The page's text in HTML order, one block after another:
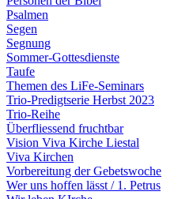
Psalmen
Segen
Segnung
Sommer-Gottesdienste
Taufe
Themen des LiFe-Seminars
Trio-Predigtserie Herbst 2023
Trio-Reihe
Überfliessend fruchtbar
Vision Viva Kirche Liestal
Viva Kirchen
Vorbereitung der Gebetswoche
Wer uns hoffen lässt / 1. Petrus